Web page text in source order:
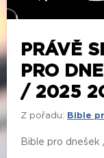
PRÁVĚ
PRO
/ 2025
Z pořadu: Bible
Bible pro